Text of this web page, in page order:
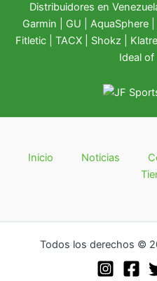
Distribuidores en
Garmin
GU AquaSphere|
Fitletic
TACX Shokz Klatre
Ideal of
Inicio Noticias
Todos los derechos ©